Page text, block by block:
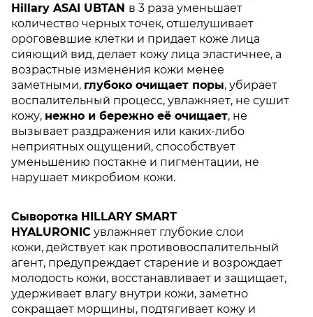
Hillary ASAI UBTAN в 3 раза уменьшает
количество черных точек, отшелушивает
ороговевшие клетки и придает коже лица
сияющий вид, делает кожу лица эластичнее, а
возрастные изменения кожи менее
заметными, глубоко очищает поры, убирает
воспалительный процесс, увлажняет, не сушит
кожу, нежно и бережно её очищает, не
вызывает раздражения или каких-либо
неприятных ощущений, способствует
уменьшению постакне и пигментации, не
нарушает микробиом кожи.
Сыворотка HILLARY SMART
HYALURONIC увлажняет глубокие слои
кожи, действует как противовоспалительный
агент, предупреждает старение и возрождает
молодость кожи, восстанавливает и защищает,
удерживает влагу внутри кожи, заметно
сокращает морщины, подтягивает кожу и